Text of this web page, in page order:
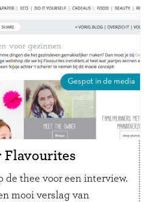
Gespot in de media
Flavourites
de thee voor een interview.
mooi verslag van